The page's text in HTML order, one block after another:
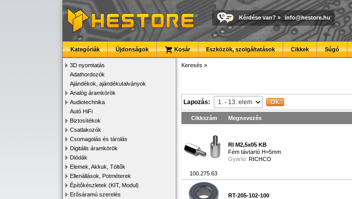
Kérdése van? » info@hestore.hu
Kategóriák Újdonságok Kosár Eszközök, szolgáltatások Cikkek Súgó
3D nyomtatás
Adathordozók
Ajándékok, ajándékutalványok
Analóg áramkörök
Audiotechnika
Autó HiFi
Biztosítékok
Csatlakozók
Csomagolás és tárolás
Digitális áramkörök
Diódák
Elemek, Akkuk, Töltők
Ellenállások, Potméterek
Építőkészletek (KIT, Modul)
Erősáramú szerelés
Keresés »
Lapozás:
Cikkszám Megnevezés
100.275.63
RI M2,5x05 KB
Fém távtartó H=5mm
Gyártó: RICHCO
RT-205-102-100